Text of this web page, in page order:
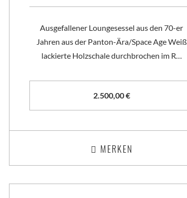
Ausgefallener Loungesessel aus den 70-er
Jahren aus der Panton-Ära/Space Age Weiß
lackierte Holzschale durchbrochen im R…
2.500,00€
MERKEN